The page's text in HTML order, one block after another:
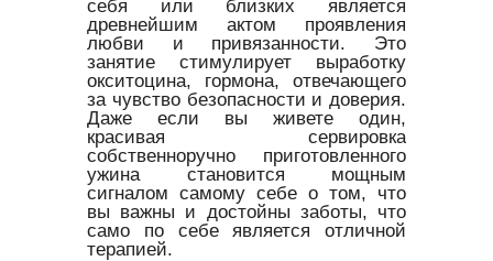
себя или близких является
древнейшим актом проявления
любви и привязанности. Это
занятие стимулирует выработку
окситоцина, гормона, отвечающего
за чувство безопасности и доверия.
Даже если вы живете один,
красивая сервировка
собственноручно приготовленного
ужина становится мощным
сигналом самому себе о том, что
вы важны и достойны заботы, что
само по себе является отличной
терапией.